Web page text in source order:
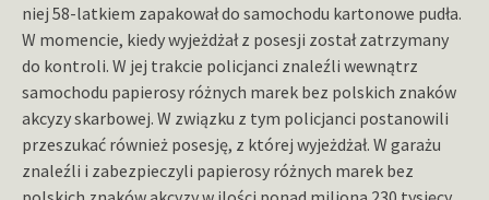
niej 58-latkiem zapakował do samochodu kartonowe pudła.
W momencie, kiedy wyjeżdżał z posesji został zatrzymany
do kontroli. W jej trakcie policjanci znaleźli wewnątrz
samochodu papierosy różnych marek bez polskich znaków
akcyzy skarbowej. W związku z tym policjanci postanowili
przeszukać również posesję, z której wyjeżdżał. W garażu
znaleźli i zabezpieczyli papierosy różnych marek bez